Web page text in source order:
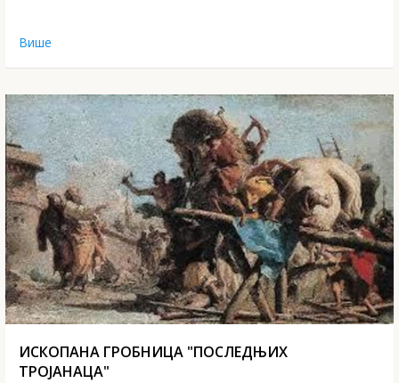
Више
ИСКОПАНА ГРОБНИЦА "ПОСЛЕДЊИХ
ТРОЈАНАЦА"